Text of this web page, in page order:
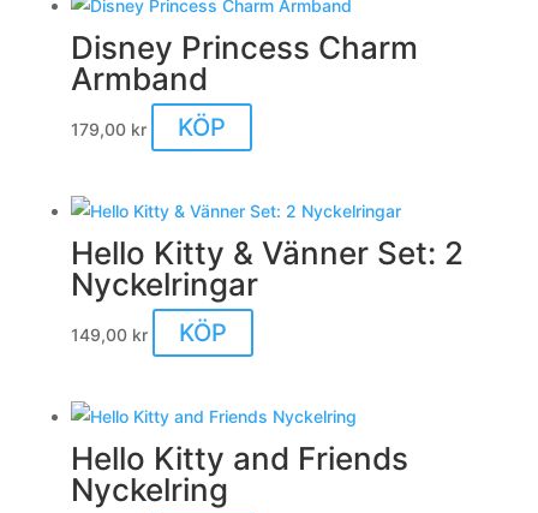
Disney Princess Charm
Armband
179,00 kr KÖP
Hello Kitty & Vänner Set: 2
Nyckelringar
149,00 kr KÖP
Hello Kitty and Friends
Nyckelring